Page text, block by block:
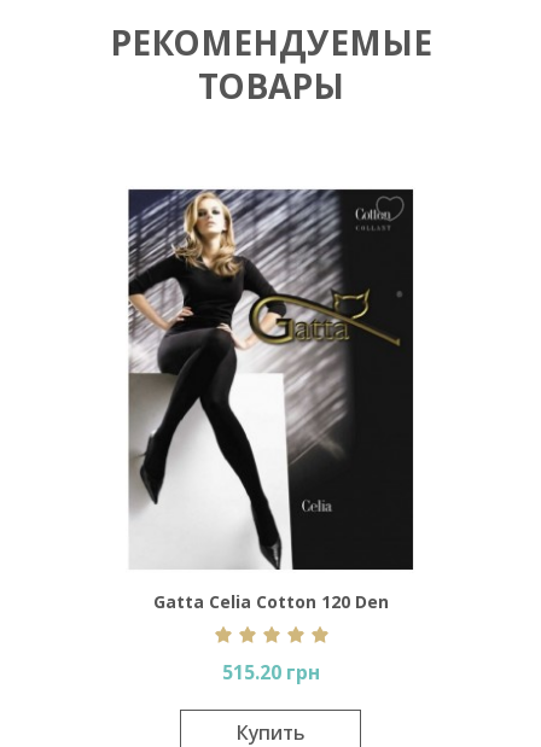
РЕКОМЕНДУЕМЫЕ
ТОВАРЫ
Gatta Celia Cotton 120 Den
515.20 грн
Купить